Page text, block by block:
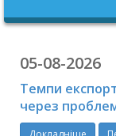
ТОВ
ГО
05-08-2026
Темпи
через